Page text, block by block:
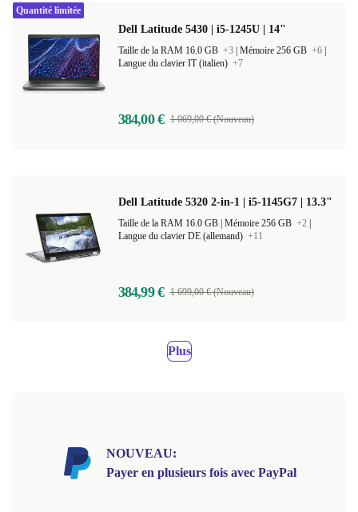
Dell Latitude 5430 | i5-1245U | 14"
Taille de la RAM 16.0 GB +3 Mémoire 256 GB +6
Langue du clavier IT (italien) +7
384,00 € 1 069,00 € (Nouveau)
Quantité limitée
Dell Latitude 5320 2-in-1 | i5-1145G7 | 13.3"
Mémoire 256 GB +2
Langue du clavier DE (allemand) +11
384,99 € 1 699,00 € (Nouveau)
Plus
NOUVEAU:
Payer en plusieurs fois avec PayPal